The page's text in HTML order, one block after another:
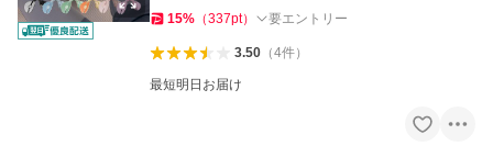
15% （337pt） 要エントリー
3.50（4件）
最短明日お届け